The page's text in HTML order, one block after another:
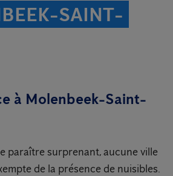
SAINT-
à Molenbeek-Saint-
paraître surprenant, aucune ville
de la présence de nuisibles.